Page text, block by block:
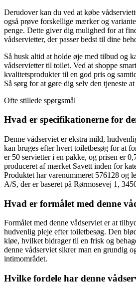
Derudover kan du ved at købe
også prøve forskellige mærker og
penge. Dette giver dig mulighed for at
vådservietter, der passer bedst til dine
Så husk altid at holde øje med tilbud og
vådservietter til toilet. Ved at shoppe
kvalitetsprodukter til en god pris og
Så sørg for at gøre dig selv den tjeneste
Ofte stillede spørgsmål
Hvad er specifikationerne for
Denne vådserviet er ekstra mild,
kan bruges efter hvert toiletbesøg for at
er 50 servietter i en pakke, og prisen er
produceret af mærket Savett inden for
Produktet har varenummeret 576128 og
A/S, der er baseret på Rørmosevej 1,
Hvad er formålet med denne
Formålet med denne vådserviet er at
hudvenlig pleje efter toiletbesøg. Den
kløe, hvilket bidrager til en frisk og
denne vådserviet sikrer man en grundig
intimområdet.
Hvilke fordele har denne